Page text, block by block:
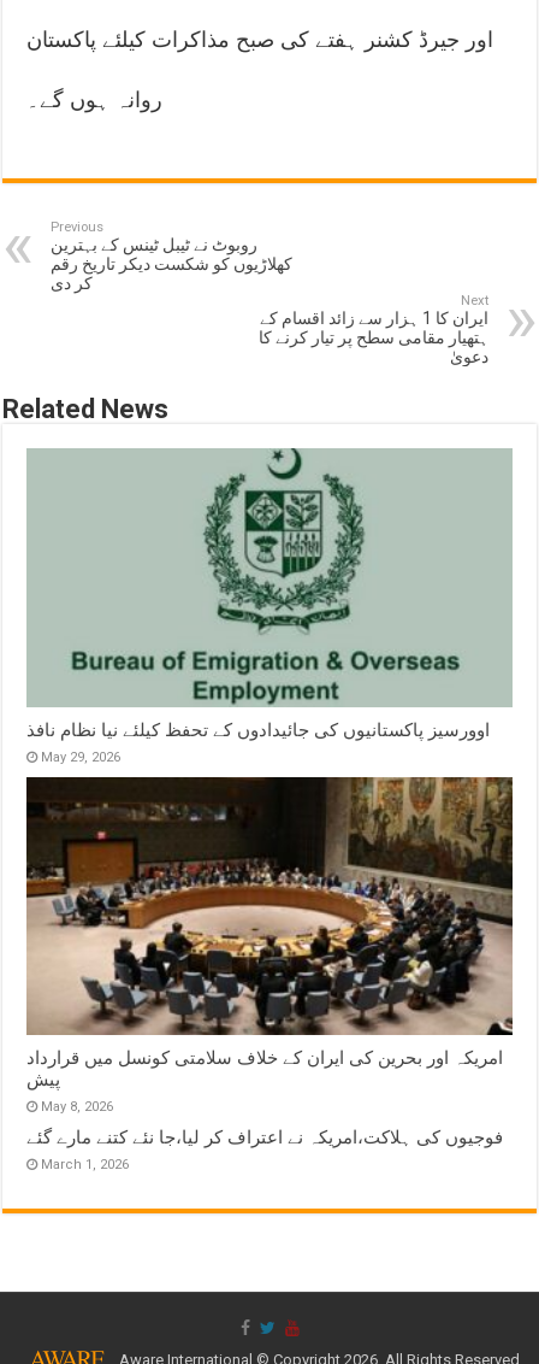
اور جیرڈ کشنر ہفتے کی صبح مذاکرات کیلئے پاکستان
روانہ ہوں گے۔
Previous
روبوٹ نے ٹیبل ٹینس کے بہترین
کھلاڑیوں کو شکست دیکر تاریخ رقم
کر دی
Next
ایران کا 1 ہزار سے زائد اقسام کے
ہتھیار مقامی سطح پر تیار کرنے کا
دعویٰ
Related News
اوورسیز پاکستانیوں کی جائیدادوں کے تحفظ کیلئے نیا نظام نافذ
May 29, 2026
امریکہ اور بحرین کی ایران کے خلاف سلامتی کونسل میں قرارداد
پیش
May 8, 2026
فوجیوں کی ہلاکت،امریکہ نے اعتراف کر لیا،جا نئے کتنے مارے گئے
March 1, 2026